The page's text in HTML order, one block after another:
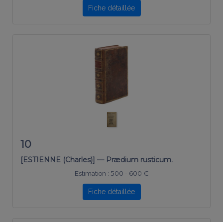
Fiche détaillée
10
[ESTIENNE (Charles)] — Prædium rusticum.
Estimation : 500 - 600 €
Fiche détaillée